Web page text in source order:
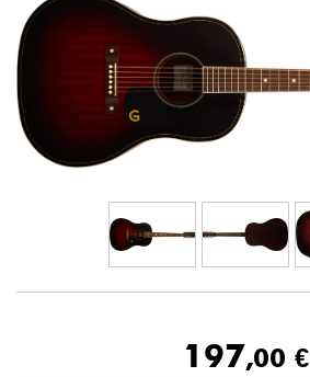
Synthés & Sampleurs
Home Studio
Casques
197,00 €